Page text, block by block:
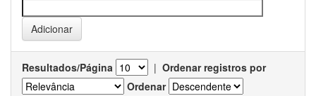
Resultados/Página | Ordenar registros por
Ordenar